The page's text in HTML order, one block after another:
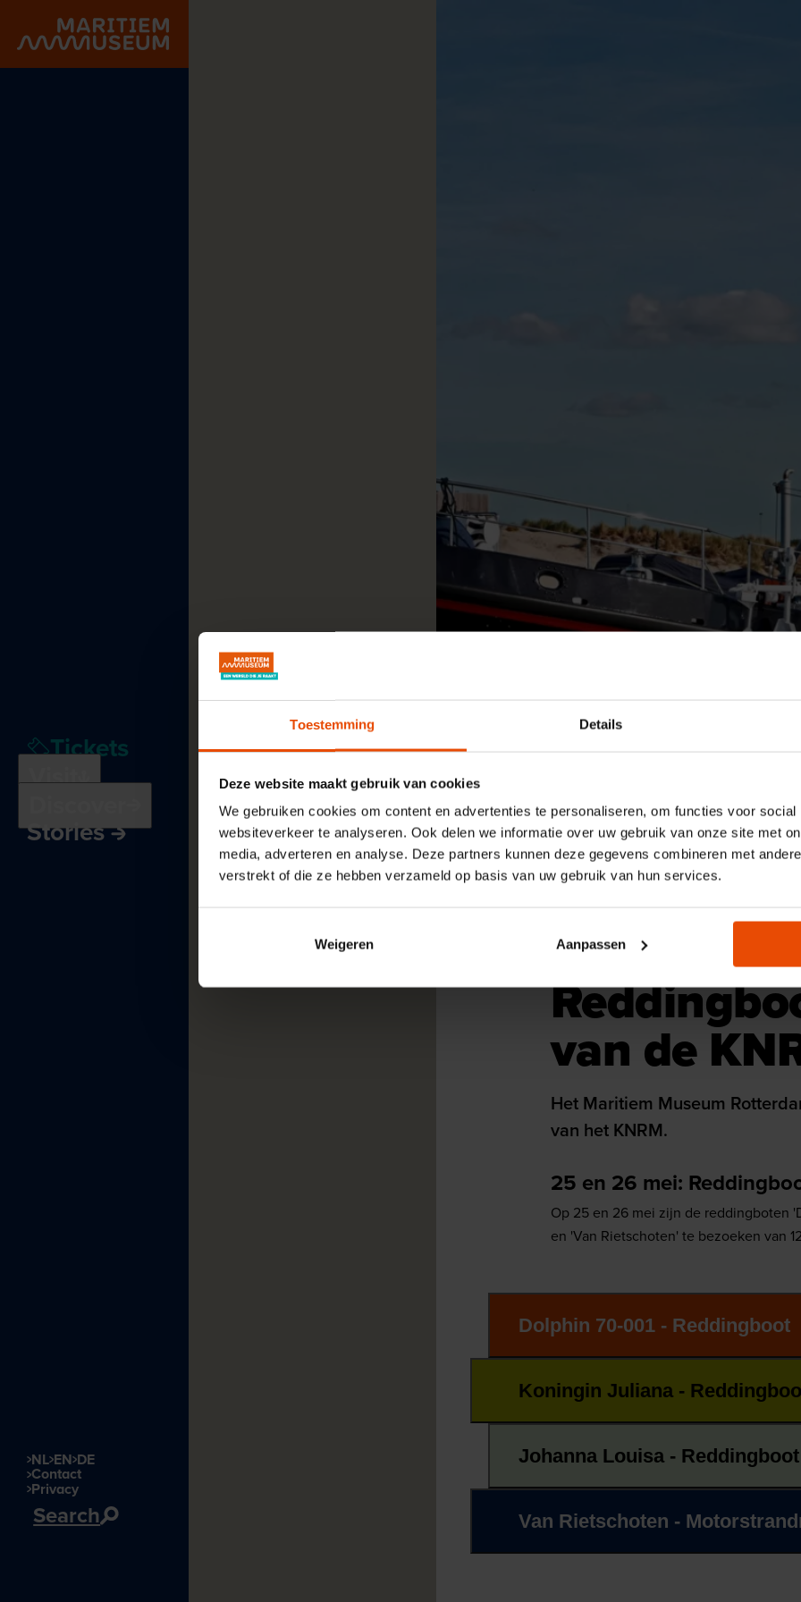
Toestemming Details
Deze website maakt gebruik van cookies
We gebruiken cookies om content en advertenties te personaliseren, om functies voor
websiteverkeer te analyseren. Ook delen we informatie over uw gebruik van onze site met
media, adverteren en analyse. Deze partners kunnen deze gegevens combineren met
verstrekt of die ze hebben verzameld op basis van uw gebruik van hun services.
Weigeren Aanpassen
Go to main content
Tickets
Visit
Planyourvisit
Education
Receptionsand
meetings
Museumharbour
Stories
NL EN DE
Contact
Privacy
Search
24 T/M 26 MAY
See and
KNRM in de museumhaven
van de
Het Maritiem Museum
van het KNRM.
25 en 26 mei:
Op 25 en 26 mei zijn de reddingboten
en 'Van Rietschoten' te bezoeken van
Dolphin 70-001 - Reddingboot
Koningin Juliana -
Johanna Louisa - Reddingboot
Van Rietschoten -